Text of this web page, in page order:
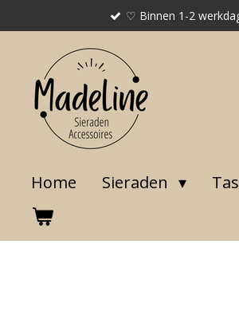
hoofdinhoud
♡ Binnen 1-2
Home Sieraden